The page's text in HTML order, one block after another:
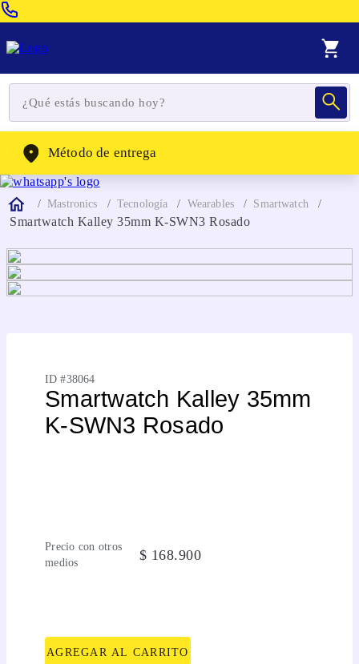
WhatsApp: (302) 262-4104
Método de entrega
Mastronics Tecnología Wearables Smartwatch
Smartwatch Kalley 35mm K-SWN3 Rosado
ID #38064
Smartwatch Kalley 35mm
K-SWN3 Rosado
Precio con otros
medios
$ 168.900
AGREGAR AL CARRITO